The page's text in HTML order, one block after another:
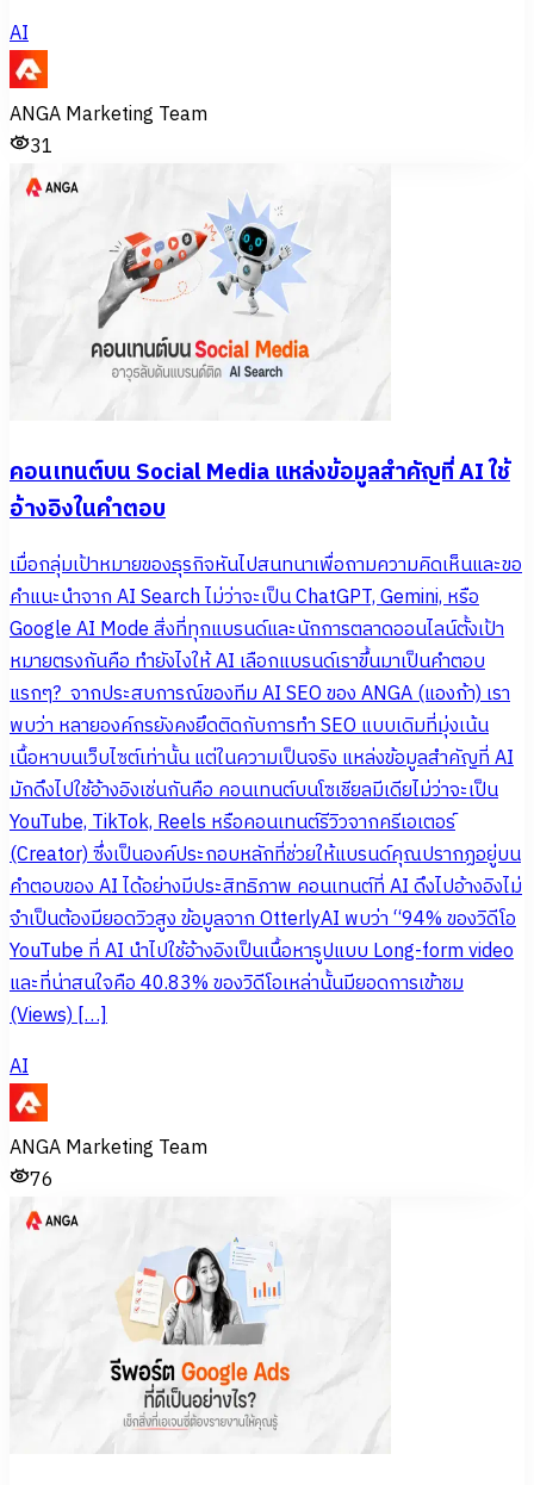
AI
ANGA Marketing Team
31
คอนเทนต์บน Social Media แหล่งข้อมูลสำคัญที่ AI ใช้
อ้างอิงในคำตอบ
เมื่อกลุ่มเป้าหมายของธุรกิจหันไปสนทนาเพื่อถามความคิดเห็นและขอ
คำแนะนำจาก AI Search ไม่ว่าจะเป็น ChatGPT, Gemini, หรือ
Google AI Mode สิ่งที่ทุกแบรนด์และนักการตลาดออนไลน์ตั้งเป้า
หมายตรงกันคือ ทำยังไงให้ AI เลือกแบรนด์เราขึ้นมาเป็นคำตอบ
แรกๆ? จากประสบการณ์ของทีม AI SEO ของ ANGA (แองก้า) เรา
พบว่า หลายองค์กรยังคงยึดติดกับการทำ SEO แบบเดิมที่มุ่งเน้น
เนื้อหาบนเว็บไซต์เท่านั้น แต่ในความเป็นจริง แหล่งข้อมูลสำคัญที่ AI
มักดึงไปใช้อ้างอิงเช่นกันคือ คอนเทนต์บนโซเชียลมีเดียไม่ว่าจะเป็น
YouTube, TikTok, Reels หรือคอนเทนต์รีวิวจากครีเอเตอร์
(Creator) ซึ่งเป็นองค์ประกอบหลักที่ช่วยให้แบรนด์คุณปรากฏอยู่บน
คำตอบของ AI ได้อย่างมีประสิทธิภาพ คอนเทนต์ที่ AI ดึงไปอ้างอิงไม่
จำเป็นต้องมียอดวิวสูง ข้อมูลจาก OtterlyAI พบว่า “94% ของวิดีโอ
YouTube ที่ AI นำไปใช้อ้างอิงเป็นเนื้อหารูปแบบ Long-form video
และที่น่าสนใจคือ 40.83% ของวิดีโอเหล่านั้นมียอดการเข้าชม
(Views) […]
AI
ANGA Marketing Team
76